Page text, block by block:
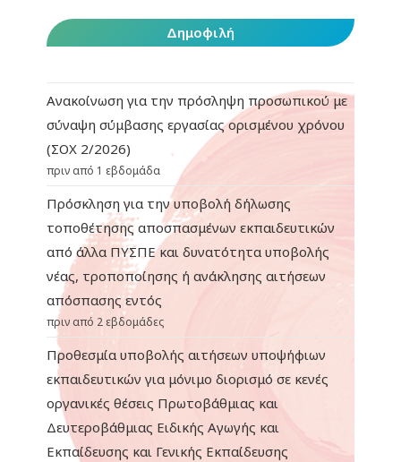
Δημοφιλή
Ανακοίνωση για την πρόσληψη προσωπικού με
σύναψη σύμβασης εργασίας ορισμένου χρόνου
(ΣΟΧ 2/2026)
πριν από 1 εβδομάδα
Πρόσκληση για την υποβολή δήλωσης
τοποθέτησης αποσπασμένων εκπαιδευτικών
από άλλα ΠΥΣΠΕ και δυνατότητα υποβολής
νέας, τροποποίησης ή ανάκλησης αιτήσεων
απόσπασης εντός
πριν από 2 εβδομάδες
Προθεσμία υποβολής αιτήσεων υποψήφιων
εκπαιδευτικών για μόνιμο διορισμό σε κενές
οργανικές θέσεις Πρωτοβάθμιας και
Δευτεροβάθμιας Ειδικής Αγωγής και
Εκπαίδευσης και Γενικής Εκπαίδευσης